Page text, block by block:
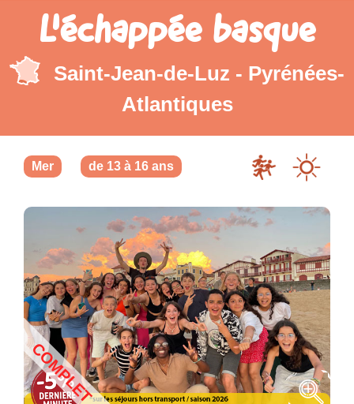
L'échappée basque
Saint-Jean-de-Luz - Pyrénées-
Atlantiques
Mer de 13 à 16 ans
COMPLET